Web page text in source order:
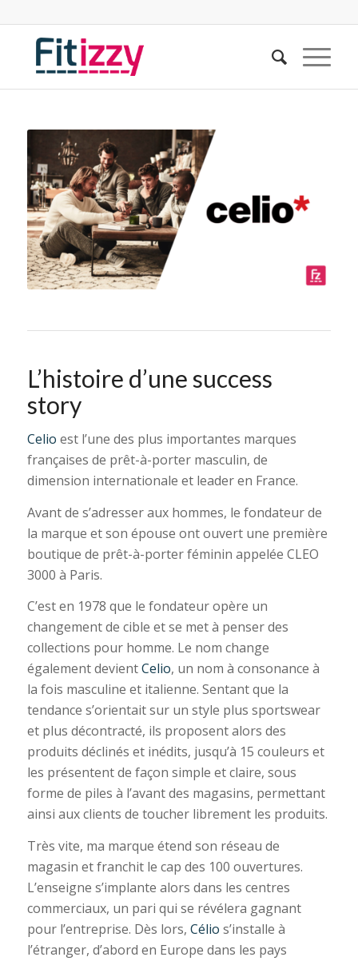
L’histoire d’une success
story
Celio est l’une des plus importantes marques
françaises de prêt-à-porter masculin, de
dimension internationale et leader en France.
Avant de s’adresser aux hommes, le fondateur de
la marque et son épouse ont ouvert une première
boutique de prêt-à-porter féminin appelée CLEO
3000 à Paris.
C’est en 1978 que le fondateur opère un
changement de cible et se met à penser des
collections pour homme. Le nom change
également devientCelio, un nom à consonance à
la fois masculine et italienne. Sentant que la
tendance s’orientait sur un style plus sportswear
et plus décontracté, ils proposent alors des
produits déclinés et inédits, jusqu’à 15 couleurs et
les présentent de façon simple et claire, sous
forme de piles à l’avant des magasins, permettant
ainsi aux clients de toucher librement les produits.
Très vite, ma marque étend son réseau de
magasin et franchit le cap des 100 ouvertures.
L’enseigne s’implante alors dans les centres
commerciaux, un pari qui se révélera gagnant
pour l’entreprise. Dès lors, Célio s’installe à
l’étranger, d’abord en Europe dans les pays